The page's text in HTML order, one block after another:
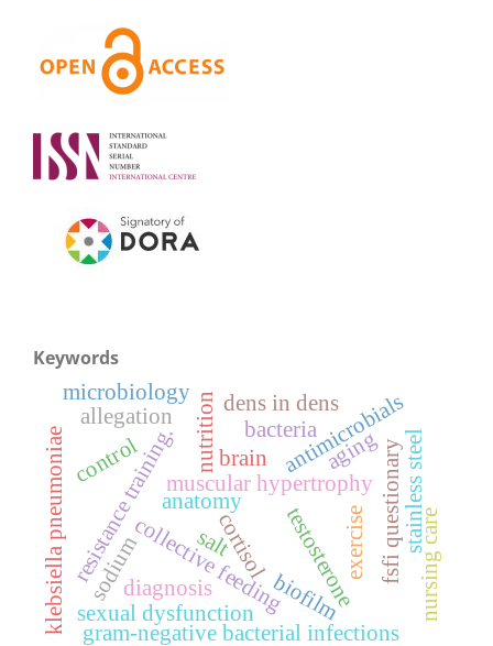
Keywords
cortisol
muscular hypertrophy
testosterone
resistance training.collective feeding
nutrition
salt
sodium
antimicrobials
gram-negative bacterial infections
klebsiella pneumoniae
microbiology
fsfi questionary
sexual dysfunction biofilm
stainless steel
bacteria
dens in dens
control
exercise nursing care
anatomy
brain
diagnosis
allegation
aging